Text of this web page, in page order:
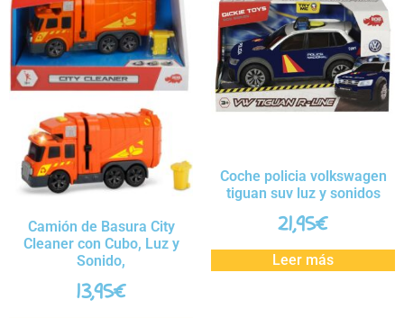
Camión de Basura City
Cleaner con Cubo, Luz y
Sonido,
13,95€
Coche policia volkswagen
tiguan suv luz y sonidos
21,95€
Leer más